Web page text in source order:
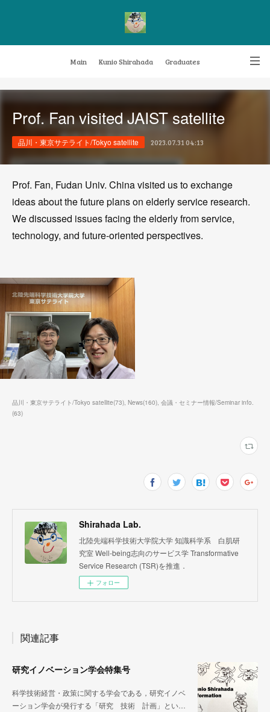
Main Kunio Shirahada Graduates
Transformative Knowledge Management Achievements Research themes
Archive FAQ
Prof. Fan visited JAIST satellite
品川・東京サテライト/Tokyo satellite 2023.07.31 04:13
Prof. Fan, Fudan Univ. China visited us to exchange
ideas about the future plans on elderly service research.
We discussed issues facing the elderly from service,
technology, and future-oriented perspectives.
品川・東京サテライト/Tokyo satellite(73) News(160) 会議・セミナー情報/Seminar info.
(63)
Shirahada Lab.
北陸先端科学技術大学院大学 知識科学系 白肌研
究室 Well-being志向のサービス学 Transformative
Service Research (TSR)を推進．
フォロー
関連記事
研究イノベーション学会特集号
科学技術経営・政策に関する学会である，研究イノベ
ーション学会が発行する「研究 技術 計画」とい…